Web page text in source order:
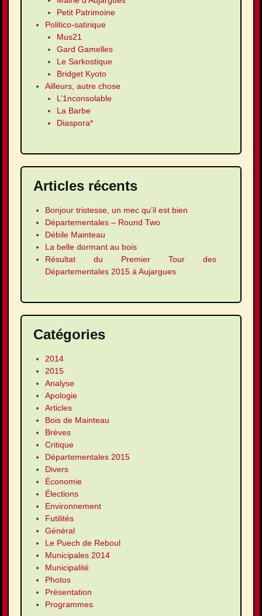
Petit Patrimoine
Politico-satirique
Mus21
Gard Gamelles
Le Sarkostique
Bridget Kyoto
Ailleurs, autre chose
L’1nconsolable
La Barbe
Diaspora*
Articles récents
Bonjour tristesse, un mec qu’il est bien
Départementales – Round Two
Débile Mainteau
La belle dormant au bois
Résultat du Premier Tour des
Départementales 2015 à Aujargues
Catégories
2014
2015
Analyse
Apologie
Articles
Bois de Mainteau
Brèves
Critique
Départementales 2015
Divers
Économie
Élections
Environnement
Futilités
Général
Le Puech de Reboul
Municipales 2014
Municipalité
Photos
Présentation
Programmes